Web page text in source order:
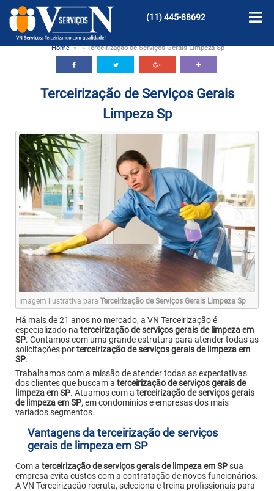
(11)445-88692
Home » »Terceirização de Serviços Gerais Limpeza Sp
Terceirização de Serviços Gerais
Limpeza Sp
Imagem ilustrativa para Terceirização de Serviços Gerais Limpeza Sp
Há mais de 21 anos no mercado, a VN Terceirização é
especializado na terceirização de serviços gerais de limpeza em
SP. Contamos com uma grande estrutura para atender todas as
solicitações porterceirização de serviços gerais de limpeza em
SP.
Trabalhamos com a missão de atender todas as expectativas
dos clientes que buscam a terceirização de serviços gerais de
limpeza em SP. Atuamos com a terceirização de serviços gerais
de limpeza em SP, em condomínios e empresas dos mais
variados segmentos.
Vantagens da terceirização de serviços
gerais de limpeza em SP
Com a terceirização de serviços gerais de limpeza em SPsua
empresa evita custos com a contratação de novos funcionários.
A VN Terceirização recruta, seleciona e treina profissionais para